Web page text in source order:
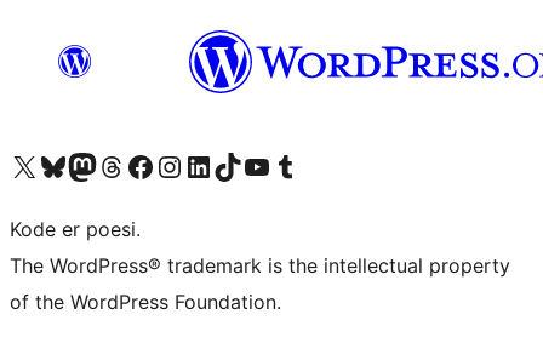
Besøk vår konto på X Visit our Bluesky account
Besøk vår Mastodon-konto
Visit our Threads account
Besøk vår Facebook-sideBesøk vår Instagram-konto
Besøk vår LinkedIn-konto
Visit our TikTok account
Visit our YouTube channel
Visit our Tumblr account
Kode er poesi.
The WordPress® trademark is the intellectual property
of the WordPress Foundation.